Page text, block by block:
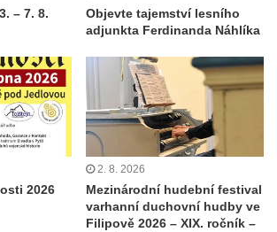
– 7. 8.
Objevte tajemství lesního
adjunkta Ferdinanda Náhlíka
2026
2. 8. 2026
Mezinárodní hudební festival
varhanní duchovní hudby ve
Filipově 2026 – XIX. ročník –